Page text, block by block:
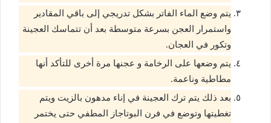
يتم وضع الماء الفاتر بشكل تدريجي إلى باقي المقادير
واستمرار العجن بسرعة متوسطة بعد أن تتماسك العجينة
وتكور في العجان.
يتم وضعها على الرخامة و عجنها مرة أخرى للتأكد أنها
مطاطية وناعمة.
بعد ذلك يتم ترك العجينة في إناء مدهون بالزيت ويتم
تغطيتها وتوضع في فرن البوتاجاز المطفي حتى يختمر